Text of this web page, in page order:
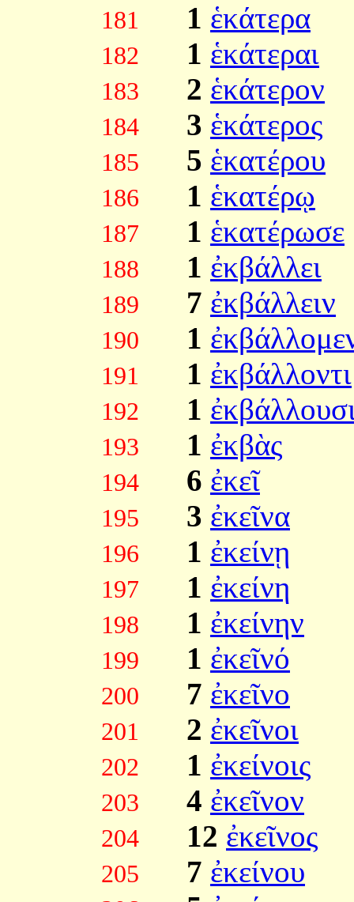
181 1 ἑκάτερα
182 1 ἑκάτεραι
183 2 ἑκάτερον
184 3 ἑκάτερος
185 5 ἑκατέρου
186 1 ἑκατέρῳ
187 1 ἑκατέρωσε
188 1 ἐκβάλλει
189 7 ἐκβάλλειν
190 1
191 1 ἐκβάλλοντι
192 1
193 1 ἐκβὰς
194 6 ἐκεῖ
195 3 ἐκεῖνα
196 1 ἐκείνῃ
197 1 ἐκείνη
198 1 ἐκείνην
199 1 ἐκεῖνό
200 7 ἐκεῖνο
201 2 ἐκεῖνοι
202 1 ἐκείνοις
203 4 ἐκεῖνον
204 12 ἐκεῖνος
205 7 ἐκείνου